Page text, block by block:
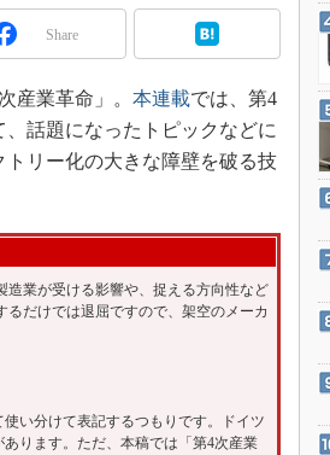
タルツインとCAE
OP
ンダストリー4.0
ベーション
造業ビッグデータ
工場
マネジメント
生産
コロナへの対応
Share
産業革命」。 本連載では、第4
話題になったトピックなどに
リー化の大きな障壁を破る技
業が受ける影響や、捉える方向性など
だけでは退屈ですので、架空のメーカ
い分けて表記するつもりです。ドイツ
ります。ただ、本稿では「第4次産業